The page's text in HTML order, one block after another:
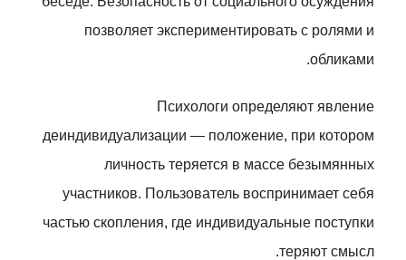
позволяет экспериментировать с ролями и
обликами.
Психологи определяют явление
деиндивидуализации — положение, при котором
личность теряется в массе безымянных
участников. Пользователь воспринимает себя
частью скопления, где индивидуальные поступки
теряют смысл.